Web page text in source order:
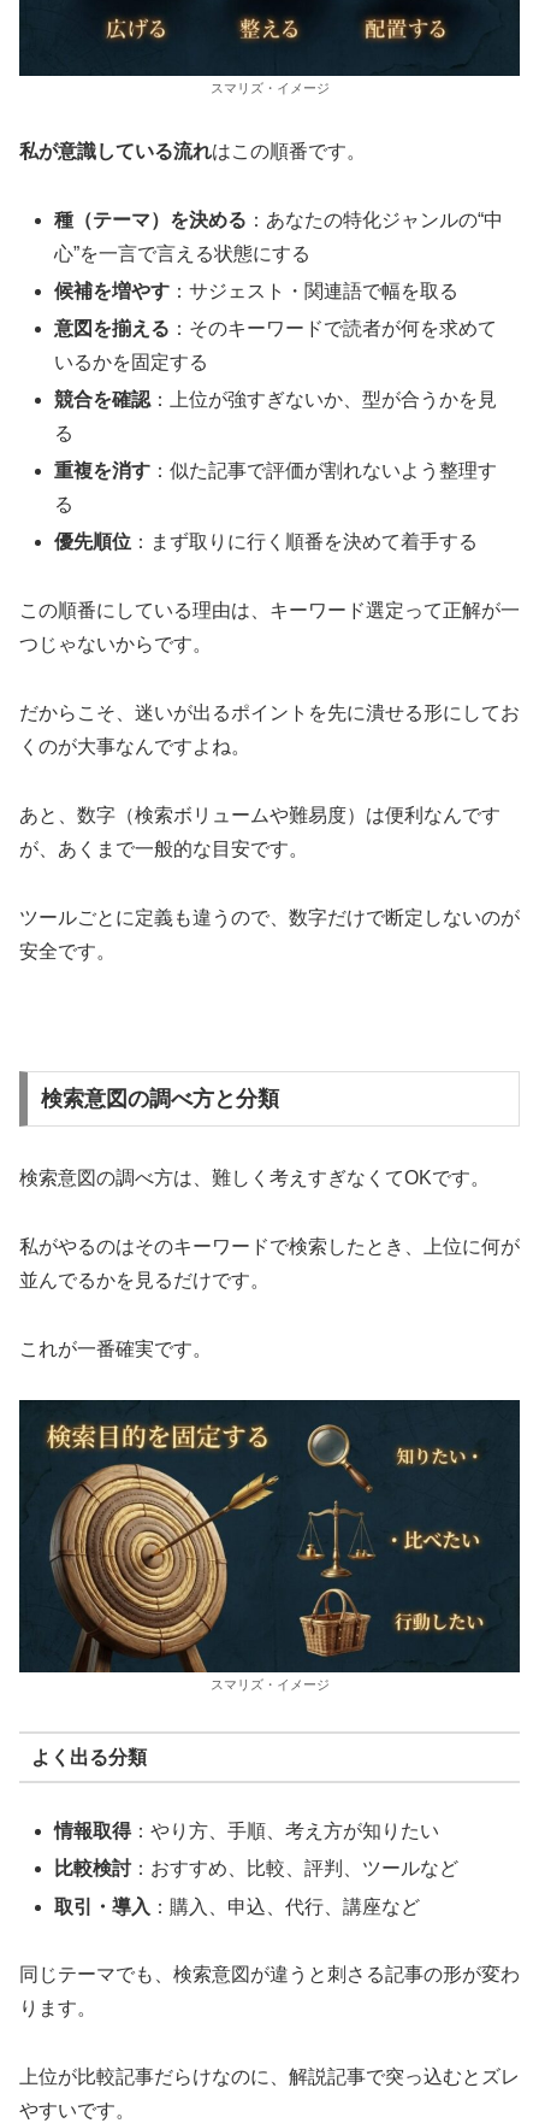
スマリズ・イメージ
私が意識している流れはこの順番です。
種（テーマ）を決める ：あなたの特化ジャンルの“中
心”を一言で言える状態にする
候補を増やす ：サジェスト・関連語で幅を取る
意図を揃える ：そのキーワードで読者が何を求めて
いるかを固定する
競合を確認 ：上位が強すぎないか、型が合うかを見
る
重複を消す ：似た記事で評価が割れないよう整理す
る
優先順位 ：まず取りに行く順番を決めて着手する
この順番にしている理由は、キーワード選定って正解が一
つじゃないからです。
だからこそ、迷いが出るポイントを先に潰せる形にしてお
くのが大事なんですよね。
あと、数字（検索ボリュームや難易度）は便利なんです
が、あくまで一般的な目安です。
ツールごとに定義も違うので、数字だけで断定しないのが
安全です。
検索意図の調べ方と分類
検索意図の調べ方は、難しく考えすぎなくてOKです。
私がやるのはそのキーワードで検索したとき、上位に何が
並んでるかを見るだけです。
これが一番確実です。
スマリズ・イメージ
よく出る分類
情報取得：やり方、手順、考え方が知りたい
比較検討：おすすめ、比較、評判、ツールなど
取引・導入 ：購入、申込、代行、講座など
同じテーマでも、検索意図が違うと刺さる記事の形が変わ
ります。
上位が比較記事だらけなのに、解説記事で突っ込むとズレ
やすいです。